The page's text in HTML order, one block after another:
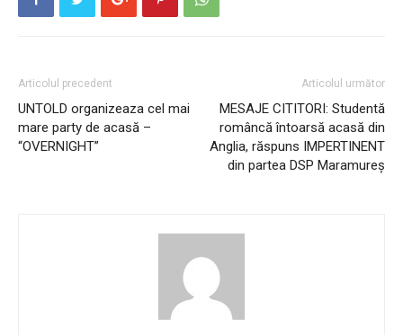
Articolul precedent
UNTOLD organizeaza cel mai
mare party de acasă –
“OVERNIGHT”
Articolul următor
MESAJE CITITORI: Studentă
româncă întoarsă acasă din
Anglia, răspuns IMPERTINENT
din partea DSP Maramureș